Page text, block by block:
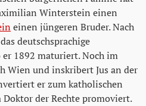
Winterstein einen
einen jüngeren Bruder. Nach
deutschsprachige
1892 maturiert. Noch im
Wien und inskribert Jus an der
er zum katholischen
der Rechte promoviert.